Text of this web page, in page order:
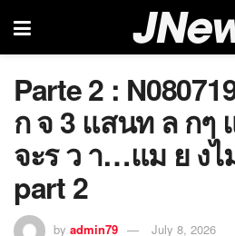
Parte 2 :
ก จ 3 แสนท ล กๆ
จะร ว า…แม ย งไ
part 2
by admin79 July 8, 2026